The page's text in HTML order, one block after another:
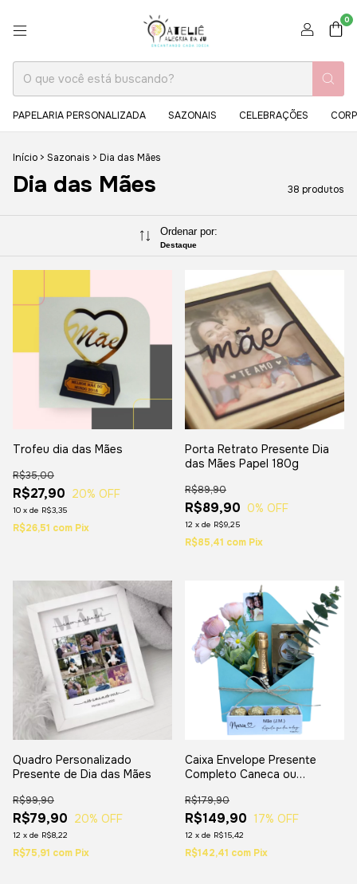
0
PAPELARIA PERSONALIZADA SAZONAIS CELEBRAÇÕES
Início > Sazonais > Dia das Mães
Dia das Mães 38 produtos
Ordenar por:
Destaque
Trofeu dia das Mães
R$27,90
R$35,00
20% OFF
10 x de R$3,35
R$26,51 com Pix
Porta Retrato Presente Dia
das Mães Papel 180g
R$89,90
R$89,90
0% OFF
12 x de R$9,25
R$85,41 com Pix
Quadro Personalizado
Presente de Dia das Mães
R$79,90
R$99,90
20% OFF
12 x de R$8,22
R$75,91 com Pix
Caixa Envelope Presente
Completo Caneca ou
R$149,90
R$179,90
17% OFF
12 x de R$15,42
R$142,41 com Pix